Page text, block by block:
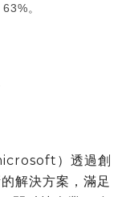
。
）透過創
解決方案，滿足